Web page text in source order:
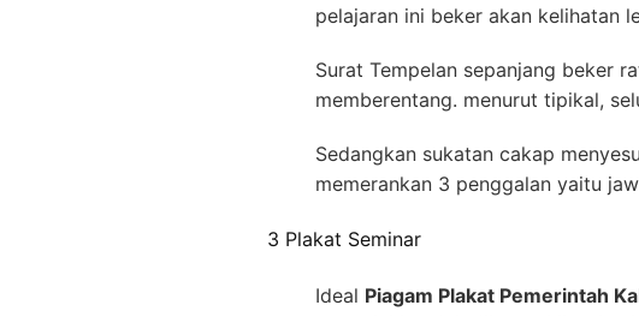
pelajaran ini beker akan kelihatan
Surat Tempelan sepanjang beker
memberentang. menurut tipikal,
Sedangkan sukatan cakap
memerankan 3 penggalan yaitu
3 Plakat Seminar
Ideal Piagam Plakat Pemerintah